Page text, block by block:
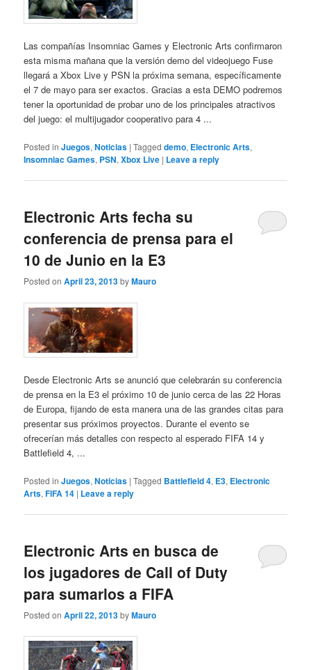
Las compañías Insomniac Games y Electronic Arts confirmaron
esta misma mañana que la versión demo del videojuego Fuse
llegará a Xbox Live y PSN la próxima semana, específicamente
el 7 de mayo para ser exactos. Gracias a esta DEMO podremos
tener la oportunidad de probar uno de los principales atractivos
del juego: el multijugador cooperativo para 4 ...
Posted in Juegos,Noticias |Tagged demo, Electronic Arts,
Insomniac Games, PSN,Xbox Live | Leave a reply
Electronic Arts fecha su
conferencia de prensa para el
10 de Junio en la E3
Posted onApril 23, 2013byMauro
Desde Electronic Arts se anunció que celebrarán su conferencia
de prensa en la E3 el próximo 10 de junio cerca de las 22 Horas
de Europa, fijando de esta manera una de las grandes citas para
presentar sus próximos proyectos. Durante el evento se
ofrecerían más detalles con respecto al esperado FIFA 14 y
Battlefield 4, ...
Posted in Juegos,Noticias |Tagged Battlefield 4, E3, Electronic
Arts,FIFA 14 | Leave a reply
Electronic Arts en busca de
los jugadores de Call of Duty
para sumarlos a FIFA
Posted onApril 22, 2013byMauro